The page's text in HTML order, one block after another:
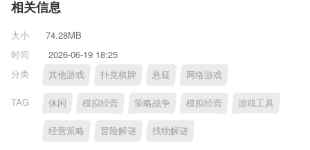
相关信息
大小
74.28MB
时间
2026-06-19 18:25
分类
其他游戏 扑克棋牌 悬疑 网络游戏
TAG 休闲 模拟经营 策略战争 模拟经营 游戏工具
经营策略 冒险解谜 找物解谜